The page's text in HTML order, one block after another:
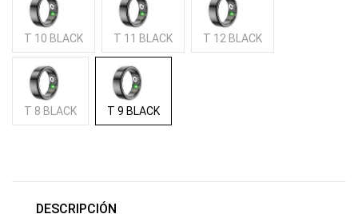
T 10 BLACK T 11 BLACK T 12 BLACK
T 8 BLACK T 9 BLACK
DESCRIPCIÓN